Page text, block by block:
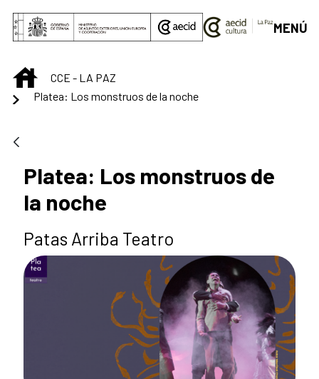
Saltar al contenido principal
MENÚ
INICIOCCE - LA PAZ
Platea: Los monstruos de la noche
Platea: Los monstruos de
la noche
Patas Arriba Teatro